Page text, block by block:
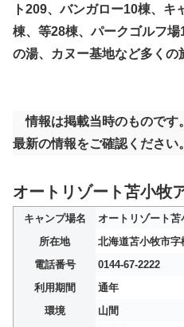
ト209、バンガロー10棟、
棟、等28棟、パークゴルフ
の湯、カヌー基地など多くの
情報は掲載当時のものです
最新の情報をご確認ください。
オートリゾート苫小牧
キャンプ場名
オートリゾート苫
所在地
北海道苫小牧市字
電話番号
0144-67-2222
利用期間
通年
環境
山間